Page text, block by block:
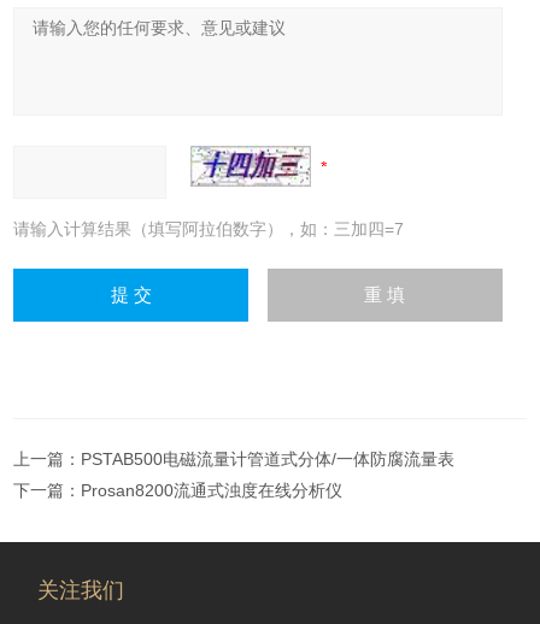
请输入计算结果（填写阿拉伯数字），如：三加四=7
上一篇： PSTAB500电磁流量计管道式分体/一体防腐流量表
下一篇： Prosan8200流通式浊度在线分析仪
关注我们